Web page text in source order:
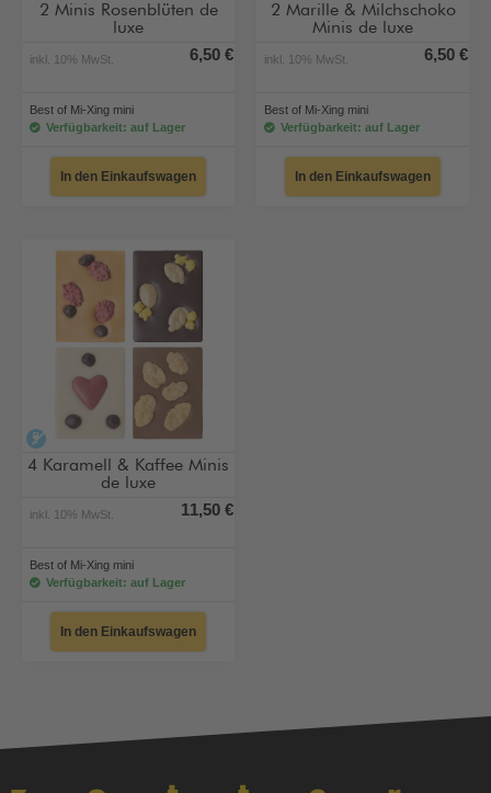
2 Minis Rosenblüten de
luxe
inkl. 10% MwSt. 6,50 €
Best of Mi-Xing mini
Verfügbarkeit: auf Lager
In den Einkaufswagen
2 Marille & Milchschoko
Minis de luxe
inkl. 10% MwSt. 6,50 €
Best of Mi-Xing mini
Verfügbarkeit: auf Lager
In den Einkaufswagen
alkoholfrei
4 Karamell & Kaffee Minis
de luxe
inkl. 10% MwSt. 11,50 €
Best of Mi-Xing mini
Verfügbarkeit: auf Lager
In den Einkaufswagen